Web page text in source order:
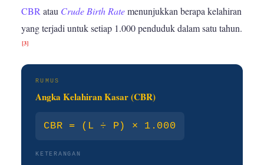
CBRatau Crude Birth Ratemenunjukkan berapa kelahiran
yang terjadi untuk setiap 1.000 penduduk dalam satu tahun.
[3]
RUMUS
Angka Kelahiran Kasar (CBR)
CBR = (L ÷ P) × 1.000
KETERANGAN